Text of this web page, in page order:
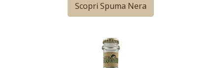
Scopri Spuma Nera